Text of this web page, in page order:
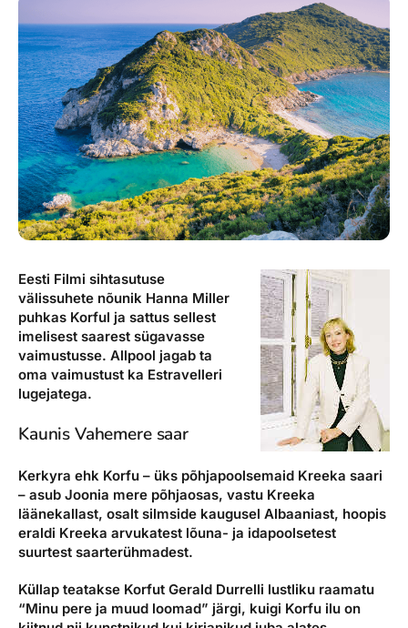
Airalo eSIM
Reisija meelespea
Kuldkaart
Platinum Club
Püsisoodustused
Boonuspunktid
Meist
Ettevõttest, kontaktid, reisikonsultandi teenus, tule
tööle, uudised...
Ettevõttest
Kontaktid
Reisikonsultandi teenus
Tule tööle
Uudised
Eesti Filmi sihtasutuse
välissuhete nõunik Hanna Miller
puhkas Korful ja sattus sellest
imelisest saarest sügavasse
vaimustusse. Allpool jagab ta
oma vaimustust ka Estravelleri
lugejatega.
Kaunis Vahemere saar
Kerkyra ehk Korfu – üks põhjapoolsemaid Kreeka saari
– asub Joonia mere põhjaosas, vastu Kreeka
läänekallast, osalt silmside kaugusel Albaaniast, hoopis
eraldi Kreeka arvukatest lõuna- ja idapoolsetest
suurtest saarterühmadest.
Küllap teatakse Korfut Gerald Durrelli lustliku raamatu
“Minu pere ja muud loomad” järgi, kuigi Korfu ilu on